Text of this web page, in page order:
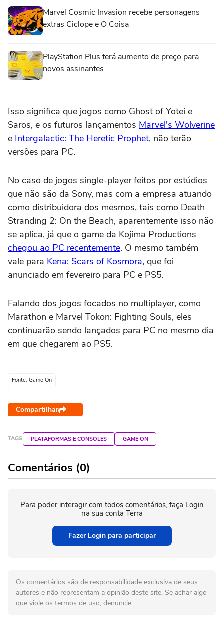
Marvel Cosmic Invasion recebe personagens
extras Ciclope e O Coisa
PlayStation Plus terá aumento de preço para
novos assinantes
Isso significa que jogos como Ghost of Yotei e
Saros, e os futuros lançamentos Marvel's Wolverine
e Intergalactic: The Heretic Prophet, não terão
versões para PC.
No caso de jogos single-player feitos por estúdios
que não são da Sony, mas com a empresa atuando
como distribuidora dos mesmos, tais como Death
Stranding 2: On the Beach, aparentemente isso não
se aplica, já que o game da Kojima Productions
chegou ao PC recentemente. O mesmo também
vale para Kena: Scars of Kosmora, que foi
anunciado em fevereiro para PC e PS5.
Falando dos jogos focados no multiplayer, como
Marathon e Marvel Tokon: Fighting Souls, eles
continuarão sendo lançados para PC no mesmo dia
em que chegarem ao PS5.
Fonte: Game On
Compartilhar
TAGS PLATAFORMAS E CONSOLES GAME ON
Comentários (0)
Para poder interagir com todos comentários, faça Login
na sua conta Terra
Fazer Login para participar
Os comentários são de responsabilidade exclusiva de seus
autores e não representam a opinião deste site. Se achar algo
que viole os termos de uso, denuncie.